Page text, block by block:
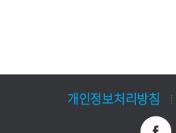
개인정보처리방침